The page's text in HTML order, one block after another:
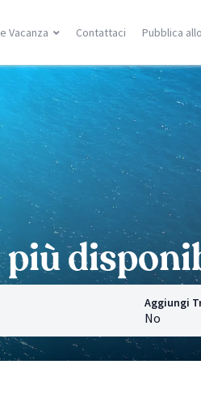
Vacanza
Isole Canarie
Gran Canarie
Tenerife
Lanzarote
Fuerteventura
Ricerca località
Contattaci Pubblica
più
Aggiungi
No